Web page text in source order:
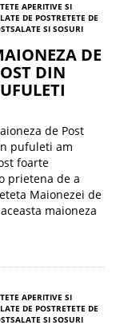
APERITIVE SI
DE POSTRETETE DE
SALATE SI SOSURI
DE
DIN
de Post
pufuleti am
foarte
prietena de a
Maionezei de
maioneza
APERITIVE SI
DE POSTRETETE DE
SALATE SI SOSURI